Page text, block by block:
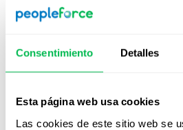
Consentimiento Detalles
Esta página web usa cookies
Las cookies de este sitio web se
Desafíos
modelo KSA
Mientras que KSA es eficaz para
más completos y sensibles al
recursos humanos moderna